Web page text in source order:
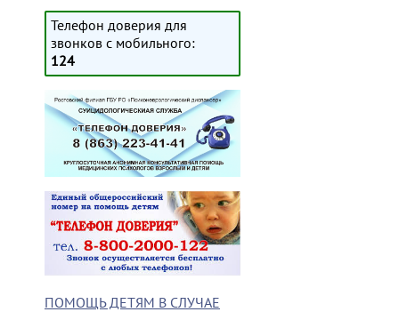
Телефон доверия для
звонков с мобильного:
124
ПОМОЩЬ ДЕТЯМ В СЛУЧАЕ